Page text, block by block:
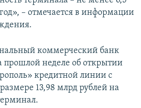
– отмечается в информации
коммерческий банк
неделе об открытии
кредитной линии с
13,98 млрд рублей на